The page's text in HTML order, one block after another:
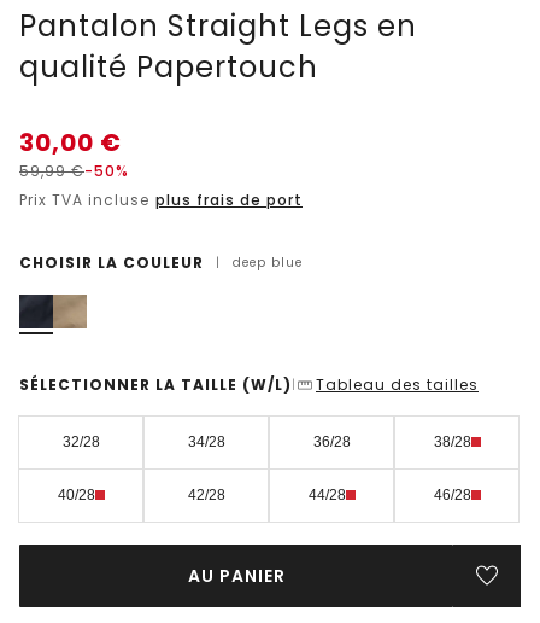
Pantalon Straight Legs en
qualité Papertouch
30,00 €
59,99€-50%
Prix TVA incluse plus frais de port
CHOISIR LA COULEUR | deep blue
SÉLECTIONNER LA TAILLE (W/L) | Tableau des tailles
32/28 34/28 36/28 38/28
40/28 42/28 44/28 46/28
AU PANIER